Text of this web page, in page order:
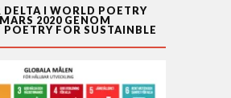
I WORLD POETRY
2020 GENOM
POETRY FOR SUSTAINBLE